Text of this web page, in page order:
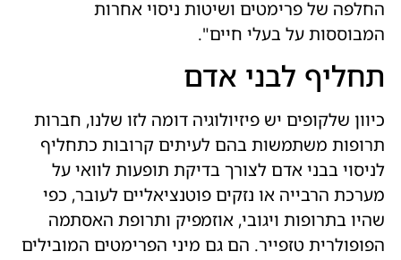
החלפה של פרימטים ושיטות ניסוי אחרות
המבוססות על בעלי חיים".
תחליף לבני אדם
כיוון שלקופים יש פיזיולוגיה דומה לזו שלנו, חברות
תרופות משתמשות בהם לעיתים קרובות כתחליף
לניסוי בבני אדם לצורך בדיקת תופעות לוואי על
מערכת הרבייה או נזקים פוטנציאליים לעובר, כפי
שהיו בתרופות ויגובי, אוזמפיק ותרופת האסתמה
הפופולרית טזפייר. הם גם מיני הפרימטים המובילים